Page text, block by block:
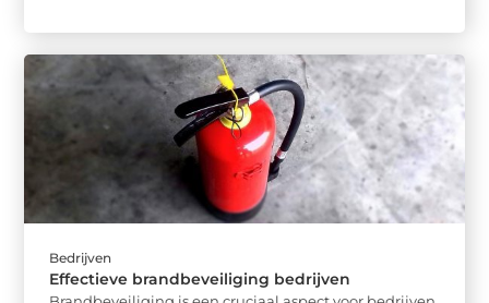
Bedrijven
Effectieve brandbeveiliging bedrijven